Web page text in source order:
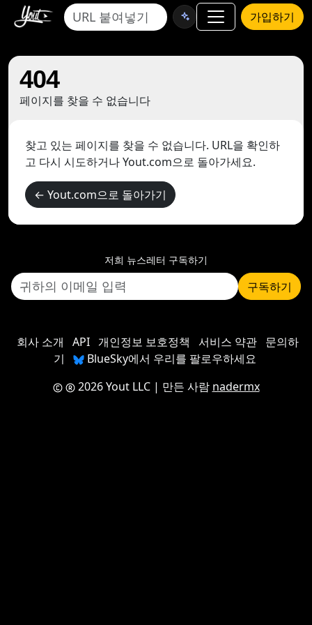
가입하기
404
페이지를 찾을 수 없습니다
찾고 있는 페이지를 찾을 수 없습니다. URL을 확인하
고 다시 시도하거나 Yout.com으로 돌아가세요.
← Yout.com으로 돌아가기
저희 뉴스레터 구독하기
구독하기
회사 소개 API 개인정보 보호정책 서비스 약관
문의하
기
BlueSky에서 우리를 팔로우하세요
2026 Yout LLC| 만든 사람 nadermx